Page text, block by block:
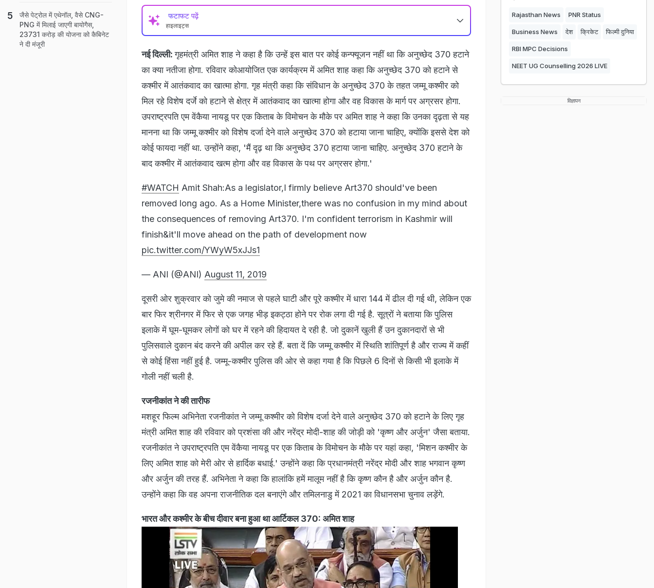
फटाफट पढ़ें
हाइलाइट्स
नई दिल्ली: गृहमंत्री अमित शाह ने कहा है कि उन्हें इस बात पर कोई कन्फ्यूजन नहीं था कि अनुच्छेद 370 हटाने
का क्या नतीजा होगा. रविवार कोआयोजित एक कार्यक्रम में अमित शाह कहा कि अनुच्छेद 370 को हटाने से
कश्मीर में आतंकवाद का खात्मा होगा. गृह मंत्री कहा कि संविधान के अनुच्छेद 370 के तहत जम्मू कश्मीर को
मिल रहे विशेष दर्जे को हटाने से क्षेत्र में आतंकवाद का खात्मा होगा और वह विकास के मार्ग पर अग्रसर होगा.
उपराष्ट्रपति एम वेंकैया नायडू पर एक किताब के विमोचन के मौके पर अमित शाह ने कहा कि उनका दृढ़ता से यह
मानना था कि जम्मू कश्मीर को विशेष दर्जा देने वाले अनुच्छेद 370 को हटाया जाना चाहिए, क्योंकि इससे देश को
कोई फायदा नहीं था. उन्होंने कहा, 'मैं दृढ़ था कि अनुच्छेद 370 हटाया जाना चाहिए. अनुच्छेद 370 हटाने के
बाद कश्मीर में आतंकवाद खत्म होगा और वह विकास के पथ पर अग्रसर होगा.'
#WATCH Amit Shah:As a legislator,I firmly believe Art370 should've been
removed long ago. As a Home Minister,there was no confusion in my mind about
the consequences of removing Art370. I'm confident terrorism in Kashmir will
finish&it'll move ahead on the path of development now
pic.twitter.com/YWyW5xJJs1
— ANI (@ANI) August 11, 2019
दूसरी ओर शुक्रवार को जुमे की नमाज से पहले घाटी और पूरे कश्मीर में धारा 144 में ढील दी गई थी, लेकिन एक
बार फिर श्रीनगर में फिर से एक जगह भीड़ इकट्ठा होने पर रोक लगा दी गई है. सूत्रों ने बताया कि पुलिस
इलाके में घूम-घूमकर लोगों को घर में रहने की हिदायत दे रही है. जो दुकानें खुली हैं उन दुकानदारों से भी
पुलिसवाले दुकान बंद करने की अपील कर रहे हैं. बता दें कि जम्मू कश्मीर में स्थिति शांतिपूर्ण है और राज्य में कहीं
से कोई हिंसा नहीं हुई है. जम्मू-कश्मीर पुलिस की ओर से कहा गया है कि पिछले 6 दिनों से किसी भी इलाके में
गोली नहीं चली है.
रजनीकांत ने की तारीफ
मशहूर फिल्म अभिनेता रजनीकांत ने जम्मू कश्मीर को विशेष दर्जा देने वाले अनुच्छेद 370 को हटाने के लिए गृह
मंत्री अमित शाह की रविवार को प्रशंसा की और नरेंद्र मोदी-शाह की जोड़ी को 'कृष्ण और अर्जुन' जैसा बताया.
रजनीकांत ने उपराष्ट्रपति एम वेंकैया नायडू पर एक किताब के विमोचन के मौके पर यहां कहा, 'मिशन कश्मीर के
लिए अमित शाह को मेरी ओर से हार्दिक बधाई.' उन्होंने कहा कि प्रधानमंत्री नरेंद्र मोदी और शाह भगवान कृष्ण
और अर्जुन की तरह हैं. अभिनेता ने कहा कि हालांकि हमें मालूम नहीं है कि कृष्ण कौन है और अर्जुन कौन है.
उन्होंने कहा कि वह अपना राजनीतिक दल बनाएंगे और तमिलनाडु में 2021 का विधानसभा चुनाव लड़ेंगे.
भारत और कश्मीर के बीच दीवार बना हुआ था आर्टिकल 370: अमित शाह​
जैसे पेट्रोल में एथेनॉल, वैसे CNG-
PNG में मिलाई जाएगी बायोगैस,
23731 करोड़ की योजना को कैबिनेट
ने दी मंजूरी
Rajasthan News PNR Status
Business News देश क्रिकेट फिल्मी दुनिया
RBI MPC Decisions
NEET UG Counselling 2026 LIVE
विज्ञापन